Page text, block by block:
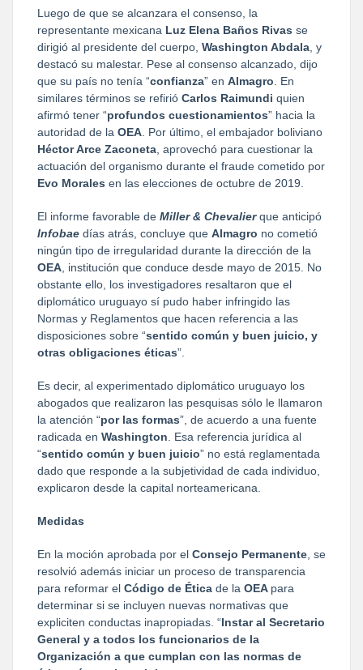
Luego de que se alcanzara el consenso, la
representante mexicana Luz Elena Baños Rivas se
dirigió al presidente del cuerpo, Washington Abdala, y
destacó su malestar. Pese al consenso alcanzado, dijo
que su país no tenía “confianza” en Almagro. En
similares términos se refirió Carlos Raimundi quien
afirmó tener “profundos cuestionamientos” hacia la
autoridad de la OEA. Por último, el embajador boliviano
Héctor Arce Zaconeta, aprovechó para cuestionar la
actuación del organismo durante el fraude cometido por
Evo Morales en las elecciones de octubre de 2019.
El informe favorable de Miller & Chevalierque anticipó
Infobae días atrás, concluye que Almagro no cometió
ningún tipo de irregularidad durante la dirección de la
OEA, institución que conduce desde mayo de 2015. No
obstante ello, los investigadores resaltaron que el
diplomático uruguayo sí pudo haber infringido las
Normas y Reglamentos que hacen referencia a las
disposiciones sobre “sentido común y buen juicio, y
otras obligaciones éticas”.
Es decir, al experimentado diplomático uruguayo los
abogados que realizaron las pesquisas sólo le llamaron
la atención “por las formas”, de acuerdo a una fuente
radicada en Washington. Esa referencia jurídica al
“sentido común y buen juicio” no está reglamentada
dado que responde a la subjetividad de cada individuo,
explicaron desde la capital norteamericana.
Medidas
En la moción aprobada por el Consejo Permanente, se
resolvió además iniciar un proceso de transparencia
para reformar el Código de Ética de la OEA para
determinar si se incluyen nuevas normativas que
expliciten conductas inapropiadas. “Instar al Secretario
General y a todos los funcionarios de la
Organización a que cumplan con las normas de